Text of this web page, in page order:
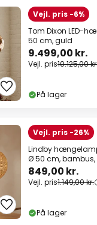
Vejl. pris -6%
Tom Dixon LED-
50 cm, guld
9.499,00 kr.
Vejl. pris10.125,00
På lager
Vejl. pris -26%
Lindby
Ø 50 cm, bambus,
849,00 kr.
Vejl. pris1.149,00 kr.
På lager